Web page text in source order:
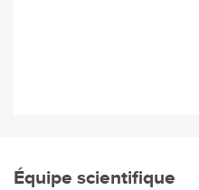
Équipe scientifique